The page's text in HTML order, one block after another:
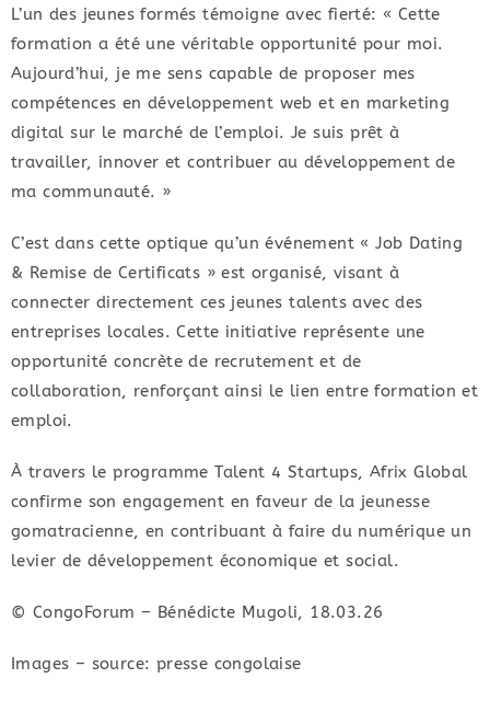
L’un des jeunes formés témoigne avec fierté: « Cette
formation a été une véritable opportunité pour moi.
Aujourd’hui, je me sens capable de proposer mes
compétences en développement web et en marketing
digital sur le marché de l’emploi. Je suis prêt à
travailler, innover et contribuer au développement de
ma communauté. »
C’est dans cette optique qu’un événement « Job Dating
& Remise de Certificats » est organisé, visant à
connecter directement ces jeunes talents avec des
entreprises locales. Cette initiative représente une
opportunité concrète de recrutement et de
collaboration, renforçant ainsi le lien entre formation et
emploi.
À travers le programme Talent 4 Startups, Afrix Global
confirme son engagement en faveur de la jeunesse
gomatracienne, en contribuant à faire du numérique un
levier de développement économique et social.
© CongoForum – Bénédicte Mugoli, 18.03.26
Images – source: presse congolaise